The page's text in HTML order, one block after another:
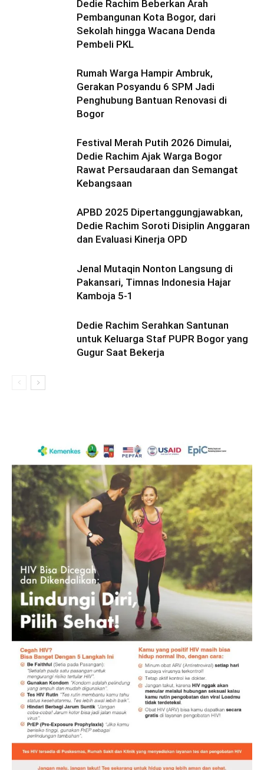
Dedie Rachim Beberkan Arah
Pembangunan Kota Bogor, dari
Sekolah hingga Wacana Denda
Pembeli PKL
Rumah Warga Hampir Ambruk,
Gerakan Posyandu 6 SPM Jadi
Penghubung Bantuan Renovasi di
Bogor
Festival Merah Putih 2026 Dimulai,
Dedie Rachim Ajak Warga Bogor
Rawat Persaudaraan dan Semangat
Kebangsaan
APBD 2025 Dipertanggungjawabkan,
Dedie Rachim Soroti Disiplin Anggaran
dan Evaluasi Kinerja OPD
Jenal Mutaqin Nonton Langsung di
Pakansari, Timnas Indonesia Hajar
Kamboja 5-1
Dedie Rachim Serahkan Santunan
untuk Keluarga Staf PUPR Bogor yang
Gugur Saat Bekerja